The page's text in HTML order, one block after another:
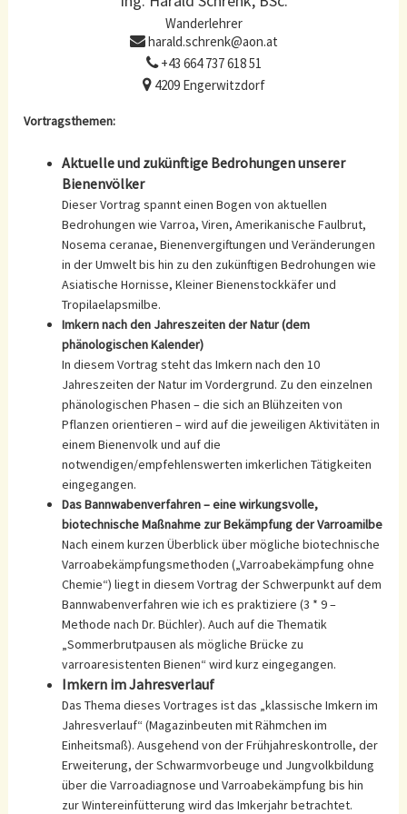
Wanderlehrer
+43 664 737 618 51
4209 Engerwitzdorf
harald.schrenk@aon.at
Vortragsthemen:
Aktuelle und zukünftige Bedrohungen unserer
Bienenvölker
Dieser Vortrag spannt einen Bogen von aktuellen
Bedrohungen wie Varroa, Viren, Amerikanische Faulbrut,
Nosema ceranae, Bienenvergiftungen und Veränderungen
in der Umwelt bis hin zu den zukünftigen Bedrohungen wie
Asiatische Hornisse, Kleiner Bienenstockkäfer und
Tropilaelapsmilbe.
Imkern nach den Jahreszeiten der Natur (dem
phänologischen Kalender)
In diesem Vortrag steht das Imkern nach den 10
Jahreszeiten der Natur im Vordergrund. Zu den einzelnen
phänologischen Phasen – die sich an Blühzeiten von
Pflanzen orientieren – wird auf die jeweiligen Aktivitäten in
einem Bienenvolk und auf die
notwendigen/empfehlenswerten imkerlichen Tätigkeiten
eingegangen.
Das Bannwabenverfahren – eine wirkungsvolle,
biotechnische Maßnahme zur Bekämpfung der Varroamilbe
Nach einem kurzen Überblick über mögliche biotechnische
Varroabekämpfungsmethoden („Varroabekämpfung ohne
Chemie“) liegt in diesem Vortrag der Schwerpunkt auf dem
Bannwabenverfahren wie ich es praktiziere (3 * 9 –
Methode nach Dr. Büchler). Auch auf die Thematik
„Sommerbrutpausen als mögliche Brücke zu
varroaresistenten Bienen“ wird kurz eingegangen.
Imkern im Jahresverlauf
Das Thema dieses Vortrages ist das „klassische Imkern im
Jahresverlauf“ (Magazinbeuten mit Rähmchen im
Einheitsmaß). Ausgehend von der Frühjahreskontrolle, der
Erweiterung, der Schwarmvorbeuge und Jungvolkbildung
über die Varroadiagnose und Varroabekämpfung bis hin
zur Wintereinfütterung wird das Imkerjahr betrachtet.